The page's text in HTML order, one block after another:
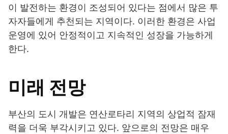
이 발전하는 환경이 조성되어 있다는 점에서 많은 투
자자들에게 추천되는 지역이다. 이러한 환경은 사업
운영에 있어 안정적이고 지속적인 성장을 가능하게
한다.
미래 전망
부산의 도시 개발은 연산로타리 지역의 상업적 잠재
력을 더욱 부각시키고 있다. 앞으로의 전망은 매우